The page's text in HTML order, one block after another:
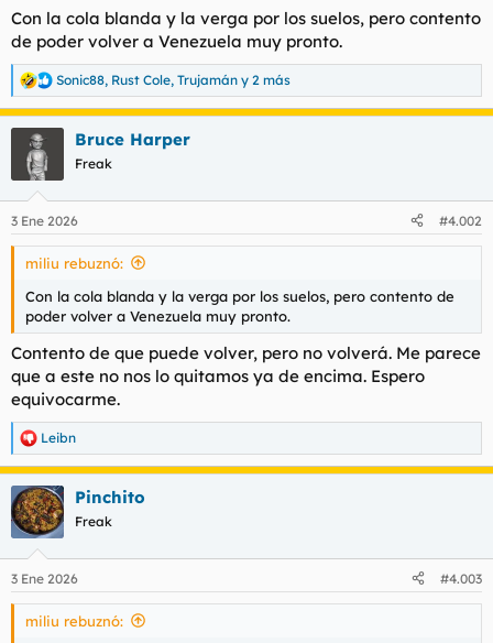
e
m
a
Con la cola blanda y la verga por los suelos, pero contento
de poder volver a Venezuela muy pronto.
R
e
a
e
s
Sonic88, Rust Cole, Trujamán y 2 más
Bruce Harper
Freak
3 Ene 2026 #4.002
miliu rebuznó:
Con la cola blanda y la verga por los suelos, pero contento de
poder volver a Venezuela muy pronto.
Contento de que puede volver, pero no volverá. Me parece
que a este no nos lo quitamos ya de encima. Espero
equivocarme.
R
e
a
c
c
i
e
s
Leibn
Pinchito
Freak
3 Ene 2026 #4.003
miliu rebuznó: